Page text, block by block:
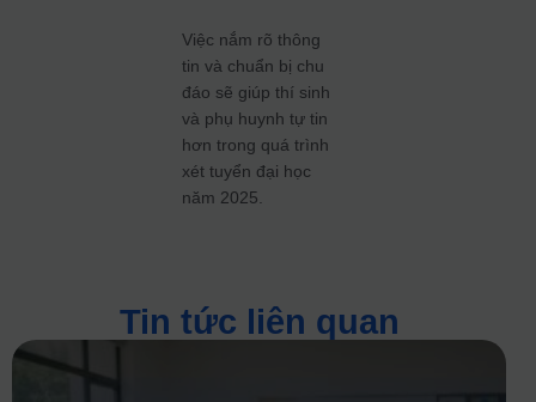
Việc nắm rõ thông
tin và chuẩn bị chu
đáo sẽ giúp thí sinh
và phụ huynh tự tin
hơn trong quá trình
xét tuyển đại học
năm 2025.
Tin tức liên quan